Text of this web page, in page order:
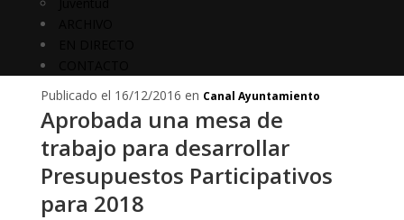
Publicado el 16/12/2016 en Canal Ayuntamiento
Aprobada una mesa de
trabajo para desarrollar
Presupuestos Participativos
para 2018